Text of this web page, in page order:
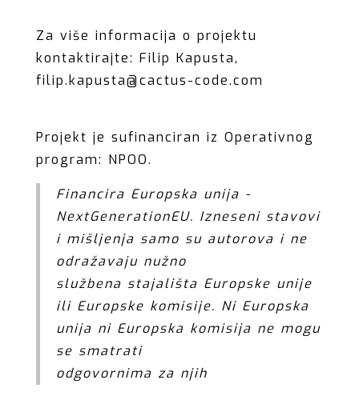
Za više informacija o projektu
kontaktirajte: Filip Kapusta,
filip.kapusta@cactus-code.com
Projekt je sufinanciran iz Operativnog
program: NPOO.
Financira Europska unija -
NextGenerationEU. Izneseni stavovi
i mišljenja samo su autorova i ne
odražavaju nužno
službena stajališta Europske unije
ili Europske komisije. Ni Europska
unija ni Europska komisija ne mogu
se smatrati
odgovornima za njih